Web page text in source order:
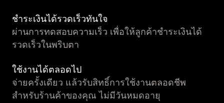
ชำระเงินได้รวดเร็วทันใจ
ผ่านการทดสอบความเร็ว เพื่อให้ลูกค้าชำระเงินได้
รวดเร็วในพริบตา
ใช้งานได้ตลอดไป
จ่ายครั้งเดียว แล้วรับสิทธิ์การใช้งานตลอดชีพ
สำหรับร้านค้าของคุณ ไม่มีวันหมดอายุ